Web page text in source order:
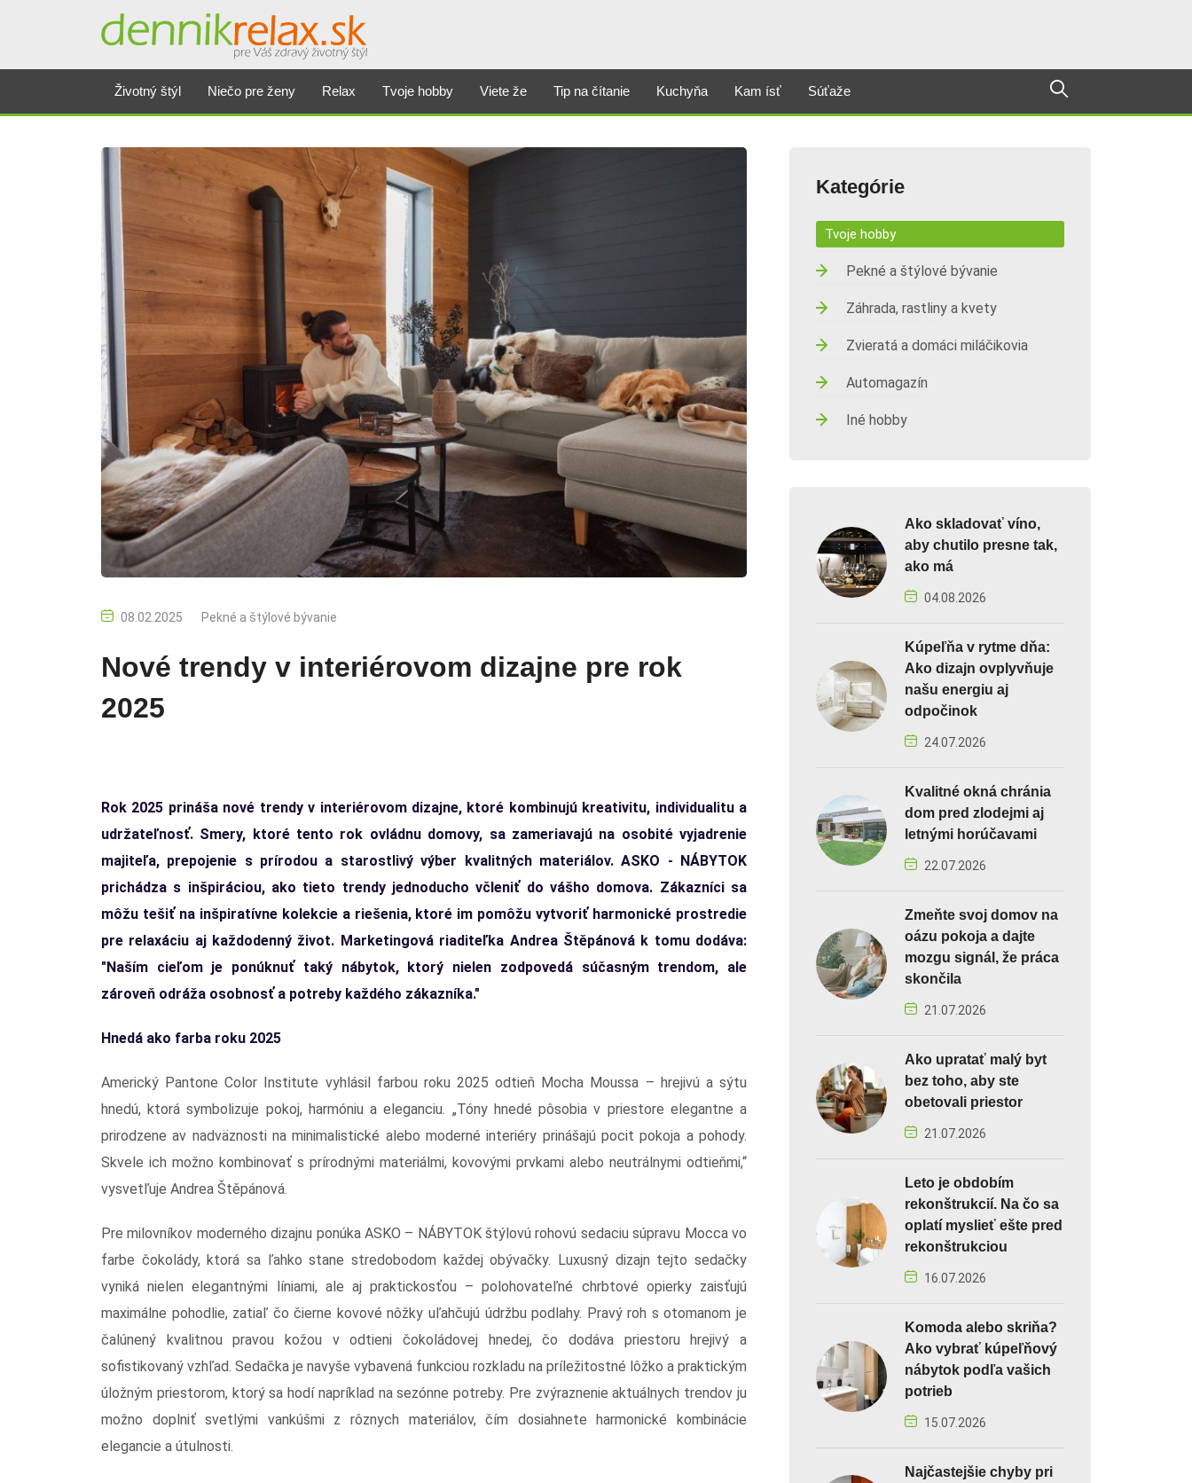
Životný štýl Niečo pre ženy Relax Tvoje hobby Viete že Tip na čítanie Kuchyňa Kam ísť Súťaže
08.02.2025 Pekné a štýlové bývanie
Nové trendy v interiérovom dizajne pre rok
2025
Rok 2025 prináša nové trendy v interiérovom dizajne, ktoré kombinujú kreativitu, individualitu a
udržateľnosť. Smery, ktoré tento rok ovládnu domovy, sa zameriavajú na osobité vyjadrenie
majiteľa, prepojenie s prírodou a starostlivý výber kvalitných materiálov. ASKO - NÁBYTOK
prichádza s inšpiráciou, ako tieto trendy jednoducho včleniť do vášho domova. Zákazníci sa
môžu tešiť na inšpiratívne kolekcie a riešenia, ktoré im pomôžu vytvoriť harmonické prostredie
pre relaxáciu aj každodenný život. Marketingová riaditeľka Andrea Štěpánová k tomu dodáva:
"Naším cieľom je ponúknuť taký nábytok, ktorý nielen zodpovedá súčasným trendom, ale
zároveň odráža osobnosť a potreby každého zákazníka."
Hnedá ako farba roku 2025
Americký Pantone Color Institute vyhlásil farbou roku 2025 odtieň Mocha Moussa – hrejivú a sýtu
hnedú, ktorá symbolizuje pokoj, harmóniu a eleganciu. „Tóny hnedé pôsobia v priestore elegantne a
prirodzene av nadväznosti na minimalistické alebo moderné interiéry prinášajú pocit pokoja a pohody.
Skvele ich možno kombinovať s prírodnými materiálmi, kovovými prvkami alebo neutrálnymi odtieňmi,“
vysvetľuje Andrea Štěpánová.
Pre milovníkov moderného dizajnu ponúka ASKO – NÁBYTOK štýlovú rohovú sedaciu súpravu Mocca vo
farbe čokolády, ktorá sa ľahko stane stredobodom každej obývačky. Luxusný dizajn tejto sedačky
vyniká nielen elegantnými líniami, ale aj praktickosťou – polohovateľné chrbtové opierky zaisťujú
maximálne pohodlie, zatiaľ čo čierne kovové nôžky uľahčujú údržbu podlahy. Pravý roh s otomanom je
čalúnený kvalitnou pravou kožou v odtieni čokoládovej hnedej, čo dodáva priestoru hrejivý a
sofistikovaný vzhľad. Sedačka je navyše vybavená funkciou rozkladu na príležitostné lôžko a praktickým
úložným priestorom, ktorý sa hodí napríklad na sezónne potreby. Pre zvýraznenie aktuálnych trendov ju
možno doplniť svetlými vankúšmi z rôznych materiálov, čím dosiahnete harmonické kombinácie
elegancie a útulnosti.
Kategórie
Tvoje hobby
Pekné a štýlové bývanie
Záhrada, rastliny a kvety
Zvieratá a domáci miláčikovia
Automagazín
Iné hobby
Ako skladovať víno,
aby chutilo presne tak,
ako má
04.08.2026
Kúpeľňa v rytme dňa:
Ako dizajn ovplyvňuje
našu energiu aj
odpočinok
24.07.2026
Kvalitné okná chránia
dom pred zlodejmi aj
letnými horúčavami
22.07.2026
Zmeňte svoj domov na
oázu pokoja a dajte
mozgu signál, že práca
skončila
21.07.2026
Ako upratať malý byt
bez toho, aby ste
obetovali priestor
21.07.2026
Leto je obdobím
rekonštrukcií. Na čo sa
oplatí myslieť ešte pred
rekonštrukciou
16.07.2026
Komoda alebo skriňa?
Ako vybrať kúpeľňový
nábytok podľa vašich
potrieb
15.07.2026
Najčastejšie chyby pri